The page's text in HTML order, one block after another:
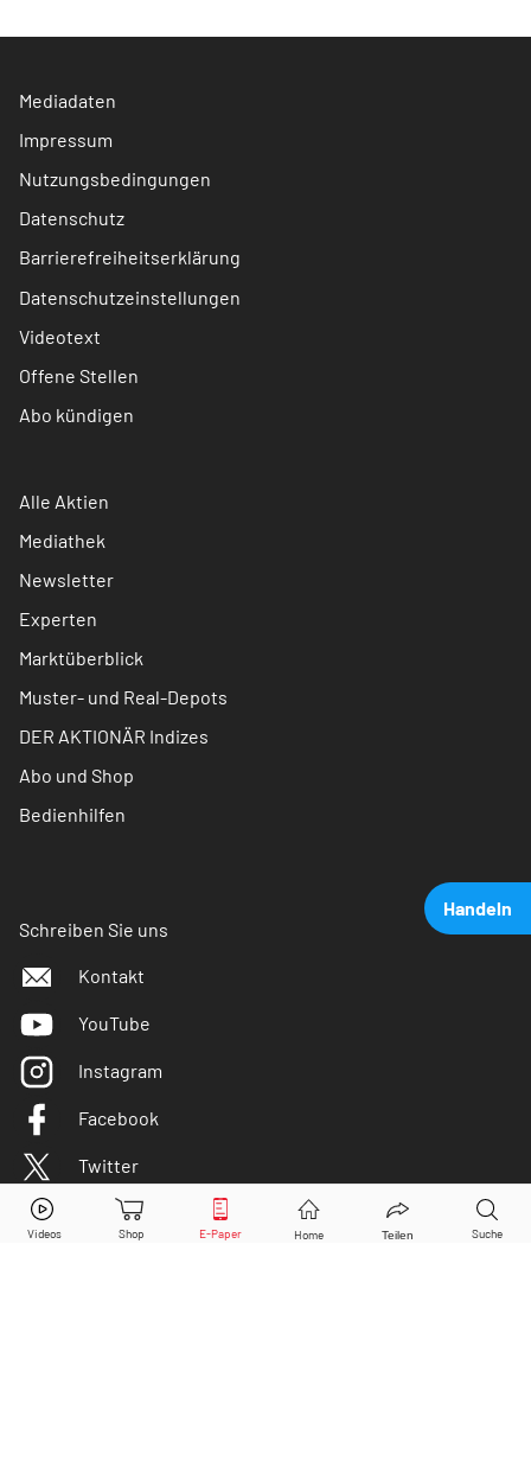
Handeln
Petroleo Brasileiro Pfd Aktie jetzt handeln?
Mediadaten
Impressum
Nutzungsbedingungen
Datenschutz
Barrierefreiheitserklärung
Datenschutzeinstellungen
Videotext
Offene Stellen
Abo kündigen
Alle Aktien
Mediathek
Newsletter
Experten
Marktüberblick
Muster- und Real-Depots
DER AKTIONÄR Indizes
Abo und Shop
Bedienhilfen
Schreiben Sie uns
Kontakt
YouTube
Instagram
Facebook
Twitter